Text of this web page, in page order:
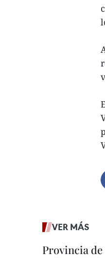
VER MÁS
Provincia